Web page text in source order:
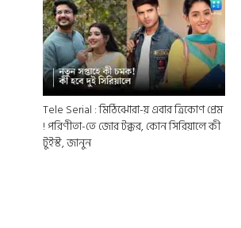
Tele Serial : মিঠিঝোরা-য় এবার ত্রিকোণ প্রেম
! পরিণীতা-তে জোর টক্কর, কোন সিরিয়ালে কী
টুইস্ট, জানুন